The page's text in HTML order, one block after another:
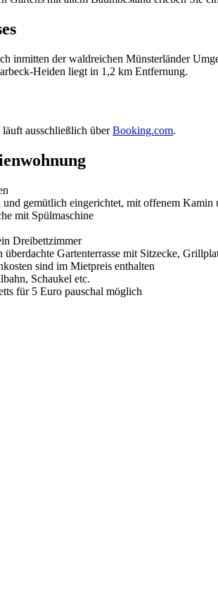
inmitten der waldreichen Münsterländer
Heiden liegt in 1,2 km Entfernung.
ausschließlich überBooking.com.
und gemütlich eingerichtet, mit offenem Kamin
mit Spülmaschine
Dreibettzimmer
überdachte Gartenterrasse mit Sitzecke,
sind im Mietpreis enthalten
Schaukel etc.
für 5 Euro pauschal möglich